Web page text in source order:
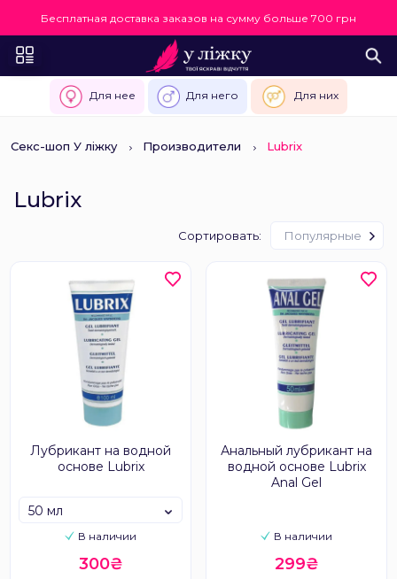
Бесплатная доставка заказов на сумму больше 700 грн
Для нее Для него Для них
Секс-шоп У ліжку Производители Lubrix
Lubrix
Сортировать: Популярные
Лубрикант на водной
основе Lubrix
В наличии
50 мл
300₴
Анальный лубрикант на
водной основе Lubrix
Anal Gel
В наличии
299₴